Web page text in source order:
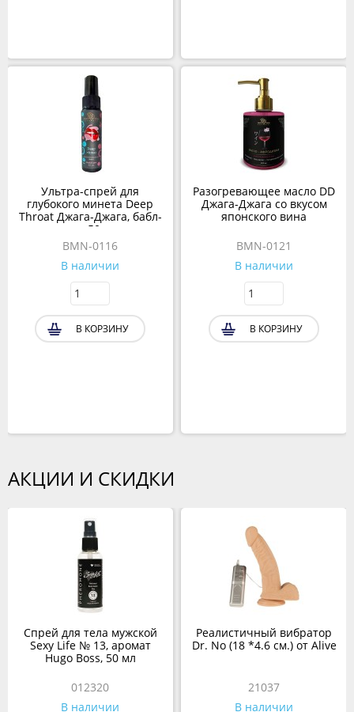
Ультра-спрей для
глубокого минета Deep
Throat Джага-Джага, бабл-
гам, 50 мл
BMN-0116
В наличии
В КОРЗИНУ
Разогревающее масло DD
Джага-Джага со вкусом
японского вина
BMN-0121
В наличии
В КОРЗИНУ
АКЦИИ И СКИДКИ
Спрей для тела мужской
Sexy Life № 13, аромат
Hugo Boss, 50 мл
012320
В наличии
Реалистичный вибратор
Dr. No (18 *4.6 см.) от Alive
21037
В наличии